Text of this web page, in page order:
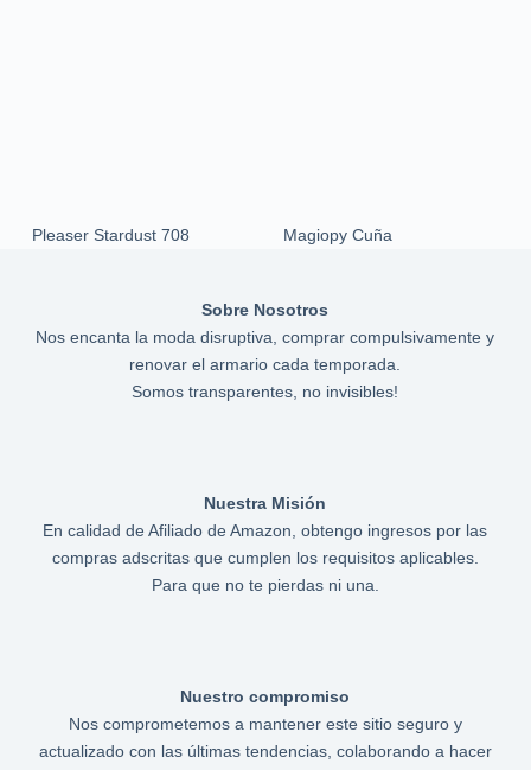
Pleaser Stardust 708 Magiopy Cuña
Sobre Nosotros
Nos encanta la moda disruptiva, comprar compulsivamente y
renovar el armario cada temporada.
Somos transparentes, no invisibles!
Nuestra Misión
En calidad de Afiliado de Amazon, obtengo ingresos por las
compras adscritas que cumplen los requisitos aplicables.
Para que no te pierdas ni una.
Nuestro compromiso
Nos comprometemos a mantener este sitio seguro y
actualizado con las últimas tendencias, colaborando a hacer